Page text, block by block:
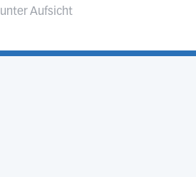
unter Aufsicht